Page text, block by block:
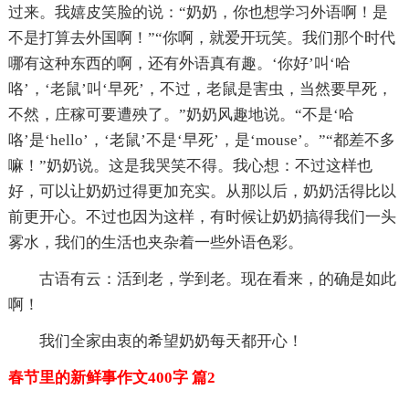
过来。我嬉皮笑脸的说：“奶奶，你也想学习外语啊！是
不是打算去外国啊！”“你啊，就爱开玩笑。我们那个时代
哪有这种东西的啊，还有外语真有趣。‘你好’叫‘哈
咯’，‘老鼠’叫‘早死’，不过，老鼠是害虫，当然要早死，
不然，庄稼可要遭殃了。”奶奶风趣地说。“不是‘哈
咯’是‘hello’，‘老鼠’不是‘早死’，是‘mouse’。”“都差不多
嘛！”奶奶说。这是我哭笑不得。我心想：不过这样也
好，可以让奶奶过得更加充实。从那以后，奶奶活得比以
前更开心。不过也因为这样，有时候让奶奶搞得我们一头
雾水，我们的生活也夹杂着一些外语色彩。
古语有云：活到老，学到老。现在看来，的确是如此
啊！
我们全家由衷的希望奶奶每天都开心！
春节里的新鲜事作文400字 篇2